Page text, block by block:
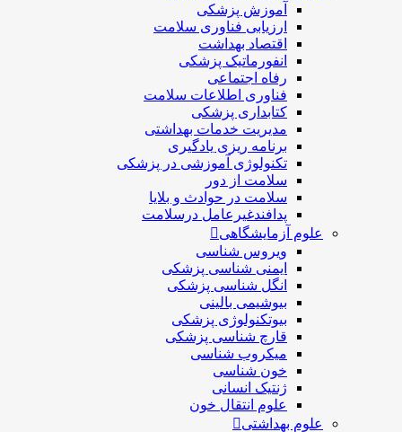
آموزش پزشکی
ارزیابی فناوری سلامت
اقتصاد بهداشت
انفورماتیک پزشکی
رفاه اجتماعی
فناوری اطلاعات سلامت
کتابداری پزشکی
مديريت خدمات بهداشتی
برنامه ریزی یادگیری
تکنولوژی آموزشی در پزشکی
سلامت از دور
سلامت در حوادث و بلایا
پدافندغیرعامل درسلامت
علوم آزمایشگاهی
ویروس شناسی
ایمنی شناسی پزشكی
انگل شناسی پزشکی
بیوشیمی بالینی
بیوتکنولوژی پزشکی
قارچ شناسی پزشکی
ميكروب شناسی
خون شناسی
ژنتیک انسانی
علوم انتقال خون
علوم بهداشتی